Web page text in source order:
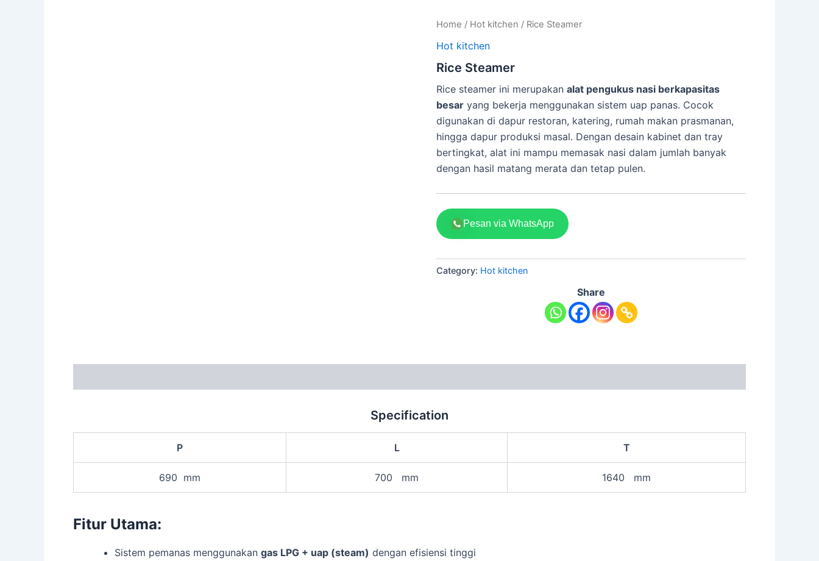
Home / Hot kitchen / Rice Steamer
Hot kitchen
Rice Steamer
Rice steamer ini merupakanalat pengukus nasi berkapasitas
besar yang bekerja menggunakan sistem uap panas. Cocok
digunakan di dapur restoran, katering, rumah makan prasmanan,
hingga dapur produksi masal. Dengan desain kabinet dan tray
bertingkat, alat ini mampu memasak nasi dalam jumlah banyak
dengan hasil matang merata dan tetap pulen.
Pesan via WhatsApp
Category: Hot kitchen
Share
Specification
P L T
690 mm 700 mm 1640 mm
Fitur Utama:
Sistem pemanas menggunakan gas LPG + uap (steam) dengan efisiensi tinggi